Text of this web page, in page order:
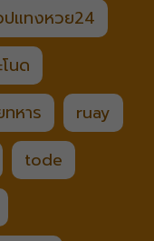
ปแทงหวย24
นด
ทหาร
ruay
tode